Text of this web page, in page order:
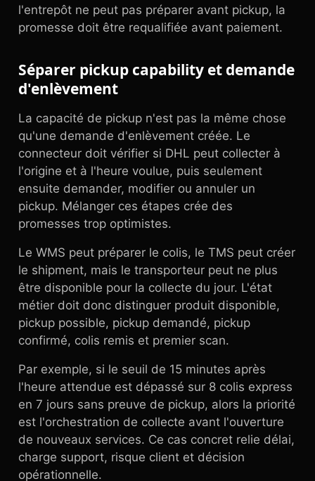
l'entrepôt ne peut pas préparer avant pickup, la
promesse doit être requalifiée avant paiement.
Séparer pickup capability et demande
d'enlèvement
La capacité de pickup n'est pas la même chose
qu'une demande d'enlèvement créée. Le
connecteur doit vérifier si DHL peut collecter à
l'origine et à l'heure voulue, puis seulement
ensuite demander, modifier ou annuler un
pickup. Mélanger ces étapes crée des
promesses trop optimistes.
Le WMS peut préparer le colis, le TMS peut créer
le shipment, mais le transporteur peut ne plus
être disponible pour la collecte du jour. L'état
métier doit donc distinguer produit disponible,
pickup possible, pickup demandé, pickup
confirmé, colis remis et premier scan.
Par exemple, si le seuil de 15 minutes après
l'heure attendue est dépassé sur 8 colis express
en 7 jours sans preuve de pickup, alors la priorité
est l'orchestration de collecte avant l'ouverture
de nouveaux services. Ce cas concret relie délai,
charge support, risque client et décision
opérationnelle.